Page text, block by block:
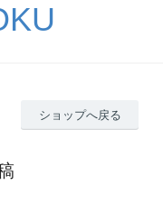
ショップへ戻る